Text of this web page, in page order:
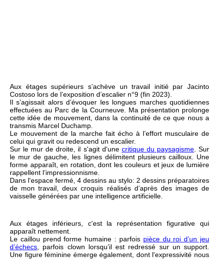
Aux étages supérieurs s’achève un travail initié par Jacinto
Costoso lors de l’exposition d’escalier n°9 (fin 2023).
Il s’agissait alors d’évoquer les longues marches quotidiennes
effectuées au Parc de la Courneuve. Ma présentation prolonge
cette idée de mouvement, dans la continuité de ce que nous a
transmis Marcel Duchamp.
Le mouvement de la marche fait écho à l’effort musculaire de
celui qui gravit ou redescend un escalier.
Sur le mur de droite, il s'agit d'une critique du paysagisme. Sur
le mur de gauche, les lignes délimitent plusieurs cailloux. Une
forme apparaît, en rotation, dont les couleurs et jeux de lumière
rappellent l’impressionnisme.
Dans l'espace fermé, 4 dessins au stylo: 2 dessins préparatoires
de mon travail, deux croquis réalisés d’après des images de
vaisselle générées par une intelligence artificielle.
Aux étages inférieurs, c'est la représentation figurative qui
apparaît nettement.
Le caillou prend forme humaine : parfois pièce du roi d’un jeu
d’échecs , parfois clown lorsqu’il est redressé sur un support.
Une figure féminine émerge également, dont l'expressivité nous